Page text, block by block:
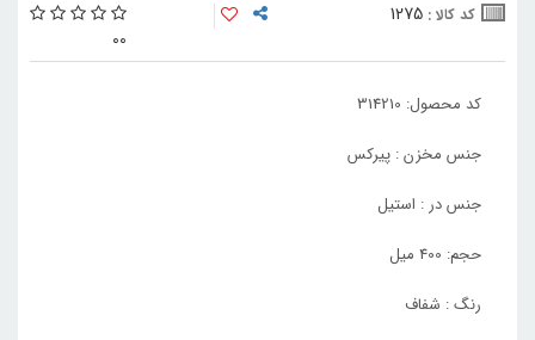
کد کالا : 1275
00
کد محصول: 314210
جنس مخزن : پیرکس
جنس در : استیل
حجم: 400 میل
رنگ : شفاف